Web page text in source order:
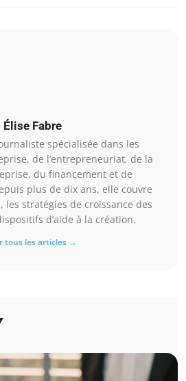
Élise Fabre
spécialisée dans les
de l’entrepreneuriat, de la
du financement et de
plus de dix ans, elle couvre
les stratégies de croissance des
d’aide à la création.
tous les articles →